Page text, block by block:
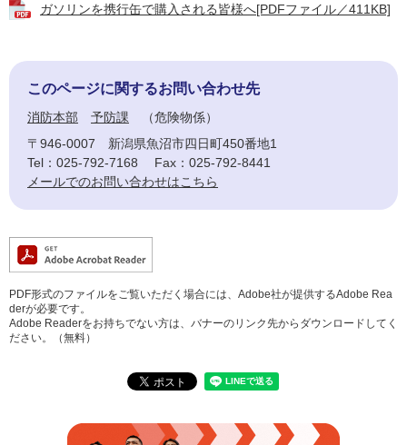
ガソリンを携行缶で購入される皆様へ[PDFファイル／411KB]
このページに関するお問い合わせ先
消防本部 予防課
危険物係
〒946-0007
新潟県魚沼市四日町450番地1
Tel：025-792-7168
Fax：025-792-8441
メールでのお問い合わせはこちら
PDF形式のファイルをご覧いただく場合には、Adobe社が提供するAdobe Rea
derが必要です。
Adobe Readerをお持ちでない方は、バナーのリンク先からダウンロードしてく
ださい。（無料）